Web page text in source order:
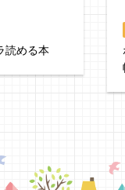
読める本